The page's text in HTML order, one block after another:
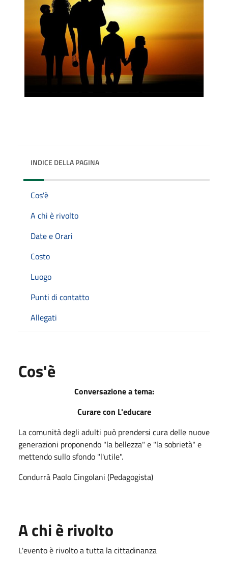
INDICE DELLA PAGINA
Cos'è
A chi è rivolto
Date e Orari
Costo
Luogo
Punti di contatto
Allegati
Cos'è
Conversazione a tema:
Curare con L'educare
La comunità degli adulti può prendersi cura delle nuove
generazioni proponendo "la bellezza" e "la sobrietà" e
mettendo sullo sfondo "l'utile".
Condurrà Paolo Cingolani (Pedagogista)
A chi è rivolto
L'evento è rivolto a tutta la cittadinanza